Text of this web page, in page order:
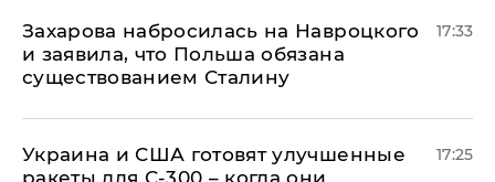
​Захарова набросилась на Навроцкого
и заявила, что Польша обязана
существованием Сталину
17:33
Украина и США готовят улучшенные
17:25